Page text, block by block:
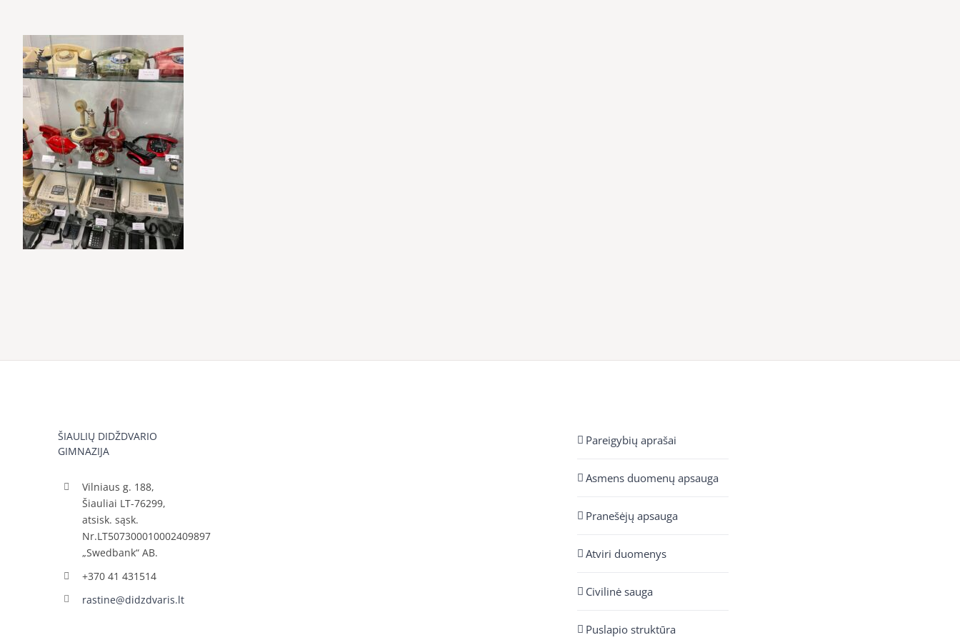
ŠIAULIŲ DIDŽDVARIO
GIMNAZIJA
Vilniaus g. 188,
Šiauliai LT-76299,
atsisk. sąsk.
Nr.LT507300010002409897
„Swedbank“ AB.
+370 41 431514
rastine@didzdvaris.lt
Pareigybių aprašai
Asmens duomenų apsauga
Pranešėjų apsauga
Atviri duomenys
Civilinė sauga
Puslapio struktūra